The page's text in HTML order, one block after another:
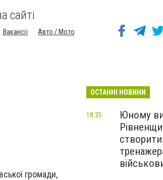
сайті
Вакансії
Авто / Мото
громади,
ОСТАННІ НОВИНИ
Юному
18:35